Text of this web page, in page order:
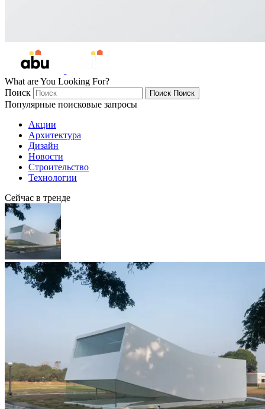
What are You Looking For?
Поиск
Поиск Поиск
Популярные поисковые запросы
Акции
Архитектура
Дизайн
Новости
Строительство
Технологии
Сейчас в тренде